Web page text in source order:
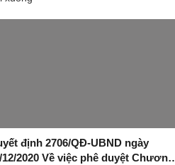
định 2706/QĐ-UBND ngày
12/2020 Về việc phê duyệt Chương